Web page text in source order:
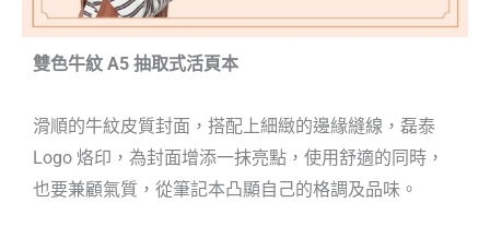
雙色牛紋 A5 抽取式活頁本
滑順的牛紋皮質封面，搭配上細緻的邊緣縫線， 磊泰
Logo 烙印，為封面增添一抹亮點，使用舒適的同時，
也要兼顧氣質，從筆記本凸顯自己的格調及品味。